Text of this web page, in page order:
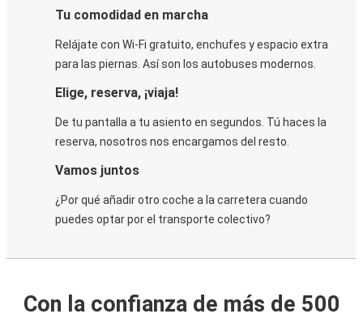
Tu comodidad en marcha
Relájate con Wi-Fi gratuito, enchufes y espacio extra
para las piernas. Así son los autobuses modernos.
Elige, reserva, ¡viaja!
De tu pantalla a tu asiento en segundos. Tú haces la
reserva, nosotros nos encargamos del resto.
Vamos juntos
¿Por qué añadir otro coche a la carretera cuando
puedes optar por el transporte colectivo?
Con la confianza de más de 500